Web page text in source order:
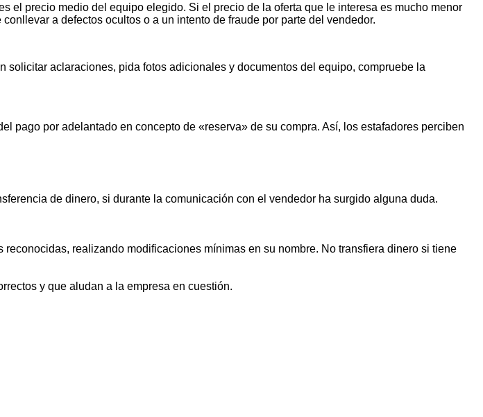
el precio medio del equipo elegido. Si el precio de la oferta que le interesa es mucho menor
a defectos ocultos o a un intento de fraude por parte del vendedor.
aclaraciones, pida fotos adicionales y documentos del equipo, compruebe la
pago por adelantado en concepto de «reserva» de su compra. Así, los estafadores perciben
de dinero, si durante la comunicación con el vendedor ha surgido alguna duda.
realizando modificaciones mínimas en su nombre. No transfiera dinero si tiene
y que aludan a la empresa en cuestión.